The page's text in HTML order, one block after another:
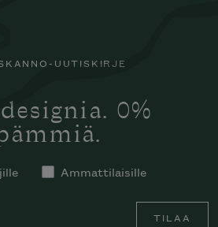
UUTISKIRJE
0%
Ammattilaisille
TILAA